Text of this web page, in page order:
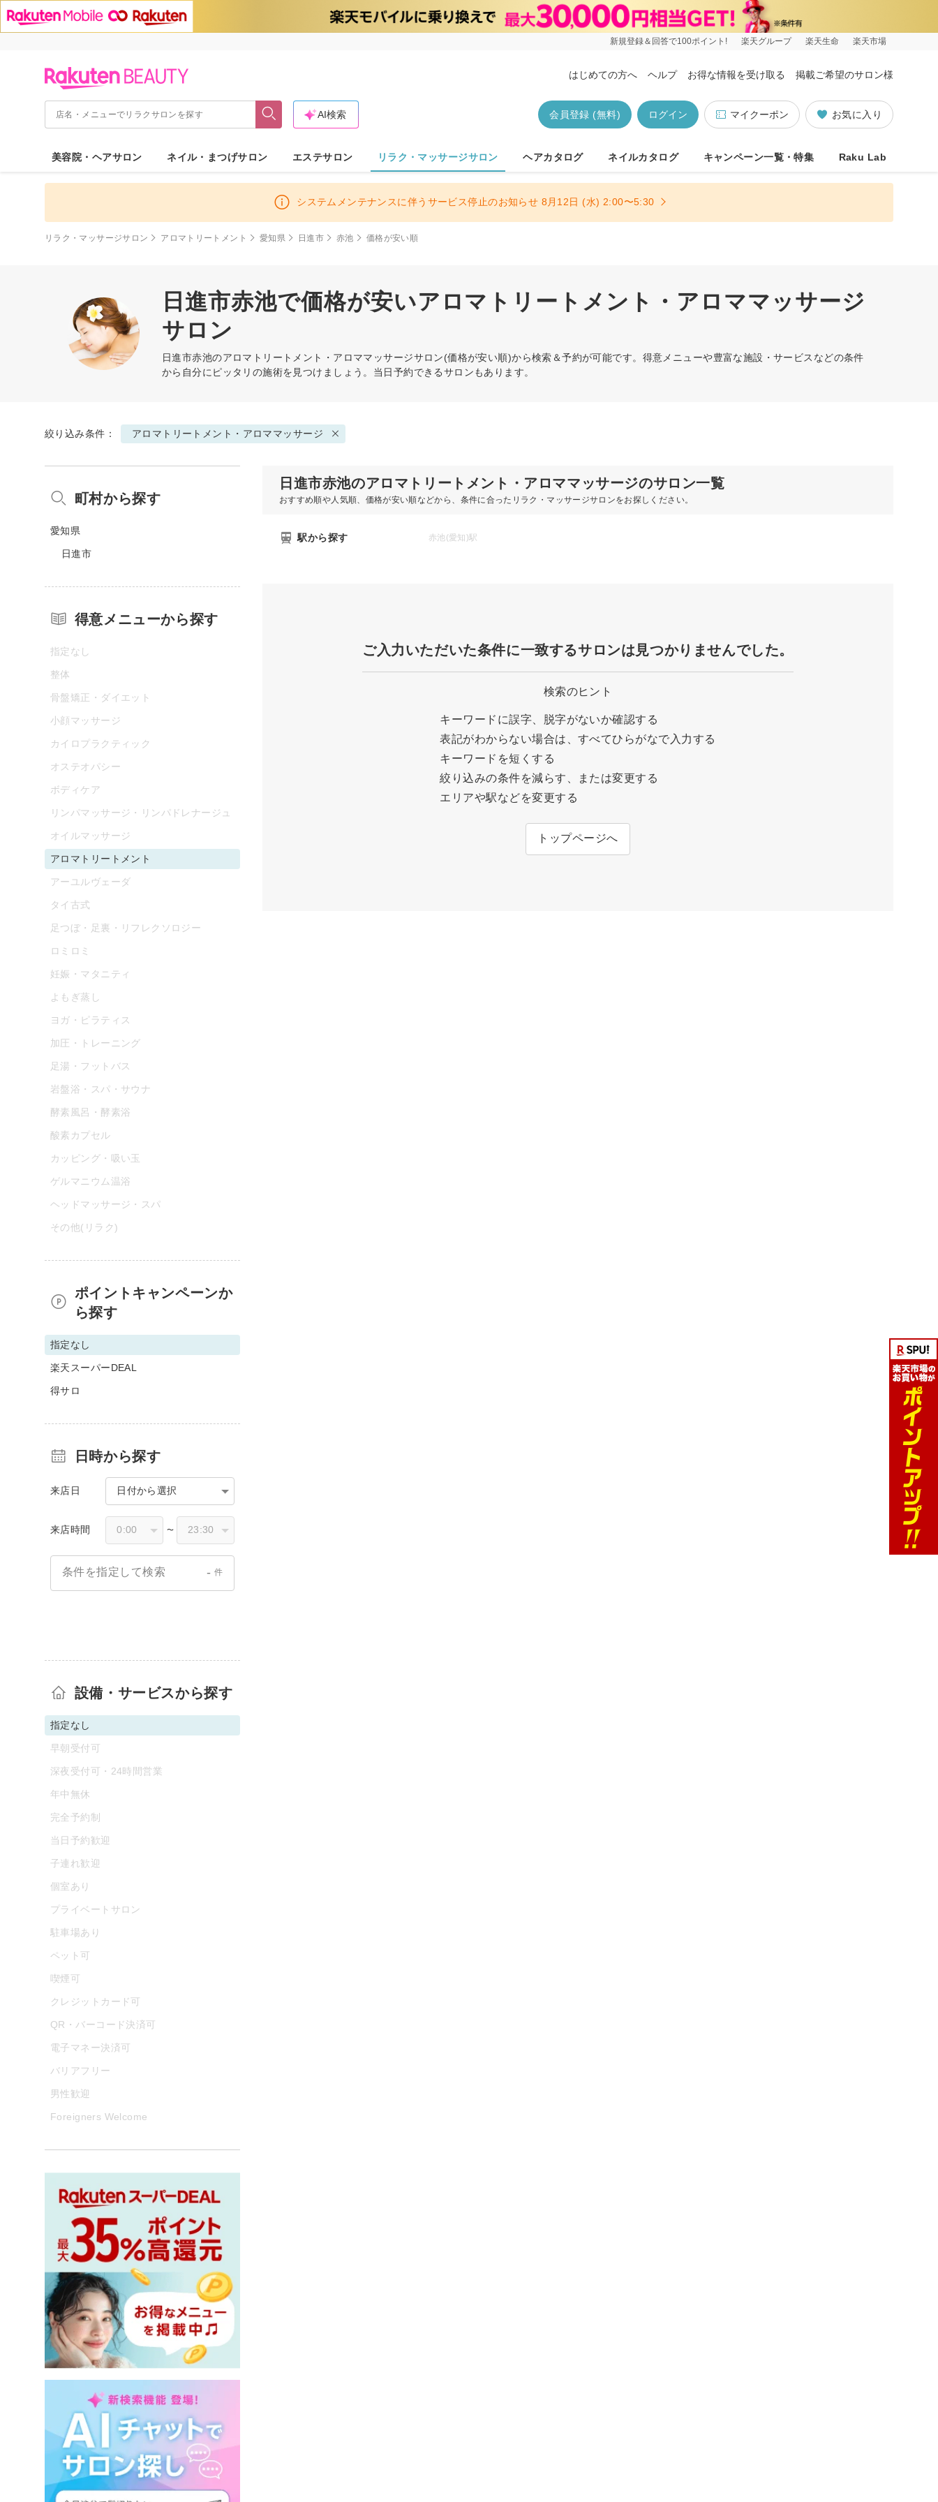
新規登録＆回答で100ポイント! 楽天グループ 楽天生命 楽天市場
はじめての方へ ヘルプ お得な情報を受け取る 掲載ご希望のサロン様
お気に入り
マイクーポン
ログイン
会員登録 (無料)
AI検索
美容院・ヘアサロン ネイル・まつげサロン エステサロン リラク・マッサージサロン ヘアカタログ ネイルカタログ キャンペーン一覧・特集 Raku Lab
システムメンテナンスに伴うサービス停止のお知らせ 8月12日 (水) 2:00〜5:30
リラク・マッサージサロン アロマトリートメント 愛知県 日進市 赤池 価格が安い順
日進市赤池で価格が安いアロマトリートメント・アロママッサージ
サロン
日進市赤池のアロマトリートメント・アロママッサージサロン(価格が安い順)から検索＆予約が可能です。得意メニューや豊富な施設・サービスなどの条件
から自分にピッタリの施術を見つけましょう。当日予約できるサロンもあります。
絞り込み条件： アロマトリートメント・アロママッサージ
日進市赤池のアロマトリートメント・アロママッサージのサロン一覧
おすすめ順や人気順、価格が安い順などから、条件に合ったリラク・マッサージサロンをお探しください。
駅から探す 赤池(愛知)駅
ご入力いただいた条件に一致するサロンは見つかりませんでした。
検索のヒント
キーワードに誤字、脱字がないか確認する
表記がわからない場合は、すべてひらがなで入力する
キーワードを短くする
絞り込みの条件を減らす、または変更する
エリアや駅などを変更する
トップページへ
町村から探す
愛知県
日進市
得意メニューから探す
指定なし
整体
骨盤矯正・ダイエット
小顔マッサージ
カイロプラクティック
オステオパシー
ボディケア
リンパマッサージ・リンパドレナージュ
オイルマッサージ
アロマトリートメント
アーユルヴェーダ
タイ古式
足つぼ・足裏・リフレクソロジー
ロミロミ
妊娠・マタニティ
よもぎ蒸し
ヨガ・ピラティス
加圧・トレーニング
足湯・フットバス
岩盤浴・スパ・サウナ
酵素風呂・酵素浴
酸素カプセル
カッピング・吸い玉
ゲルマニウム温浴
ヘッドマッサージ・スパ
その他(リラク)
ポイントキャンペーンか
ら探す
指定なし
楽天スーパーDEAL
得サロ
日時から探す
来店日 日付から選択
来店時間 〜
条件を指定して検索 - 件
設備・サービスから探す
指定なし
早朝受付可
深夜受付可・24時間営業
年中無休
完全予約制
当日予約歓迎
子連れ歓迎
個室あり
プライベートサロン
駐車場あり
ペット可
喫煙可
クレジットカード可
QR・バーコード決済可
電子マネー決済可
バリアフリー
男性歓迎
Foreigners Welcome